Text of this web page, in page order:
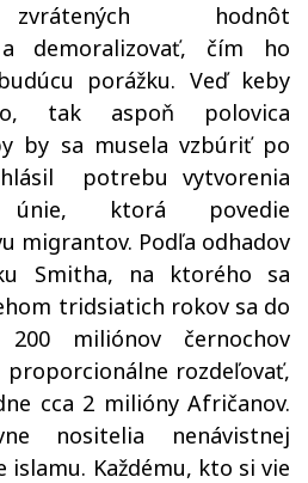
hodnôt
demoralizovať, čím ho
porážku. Veď keby
tak aspoň polovica
by sa musela vzbúriť po
potrebu vytvorenia
únie, ktorá povedie
migrantov. Podľa odhadov
Smitha, na ktorého sa
tridsiatich rokov sa do
miliónov černochov
rozdeľovať,
cca 2 milióny Afričanov.
nositelia nenávistnej
islamu. Každému, kto si vie